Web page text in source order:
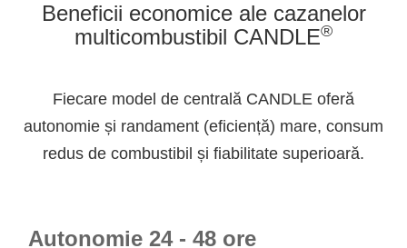
Beneficii economice ale cazanelor
multicombustibil CANDLE®
Fiecare model de centrală CANDLE oferă
autonomie și randament (eficiență) mare, consum
redus de combustibil și fiabilitate superioară.
Autonomie 24 - 48 ore